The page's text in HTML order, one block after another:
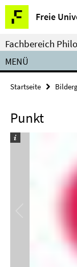
Springe
direkt
zu
Inhalt
Freie
Service-
Navigation
Fachbereich
MENÜ
Startseite
Punkt